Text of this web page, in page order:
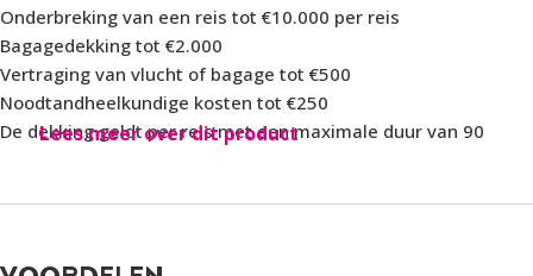
Onderbreking van een reis tot €10.000 per reis
Bagagedekking tot €2.000
Vertraging van vlucht of bagage tot €500
Noodtandheelkundige kosten tot €250
De dekking geldt per reis met een maximale duur van 90
Lees meer over dit product